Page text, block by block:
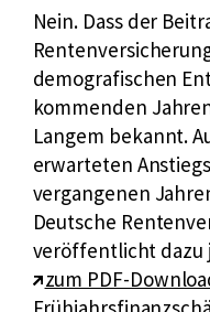
Nein. Dass der
demografischen
kommenden
Langem bekannt.
erwarteten
vergangenen
Deutsche
veröffentlicht dazu
E
x
zum PDF-